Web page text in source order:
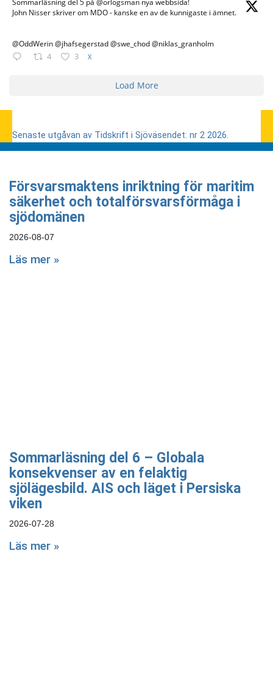
Sommarläsning del 5 på @orlogsman nya webbsida!
John Nisser skriver om MDO - kanske en av de kunnigaste i ämnet.
@OddWerin @jhafsegerstad @swe_chod @niklas_granholm
4 3 X
Load More
Senaste utgåvan av Tidskrift i Sjöväsendet: nr 2 2026.
Försvarsmaktens inriktning för maritim
säkerhet och totalförsvarsförmåga i
sjödomänen
2026-08-07
Läs mer »
Sommarläsning del 6 – Globala
konsekvenser av en felaktig
sjölägesbild. AIS och läget i Persiska
viken
2026-07-28
Läs mer »